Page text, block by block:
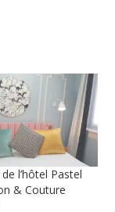
l’hôtel Pastel
& Couture